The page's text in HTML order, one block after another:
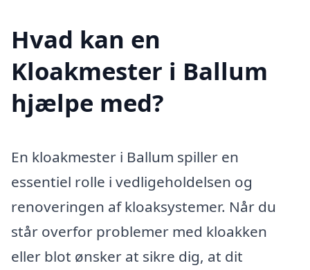
Hvad kan en
Kloakmester i Ballum
hjælpe med?
En kloakmester i Ballum spiller en
essentiel rolle i vedligeholdelsen og
renoveringen af kloaksystemer. Når du
står overfor problemer med kloakken
eller blot ønsker at sikre dig, at dit